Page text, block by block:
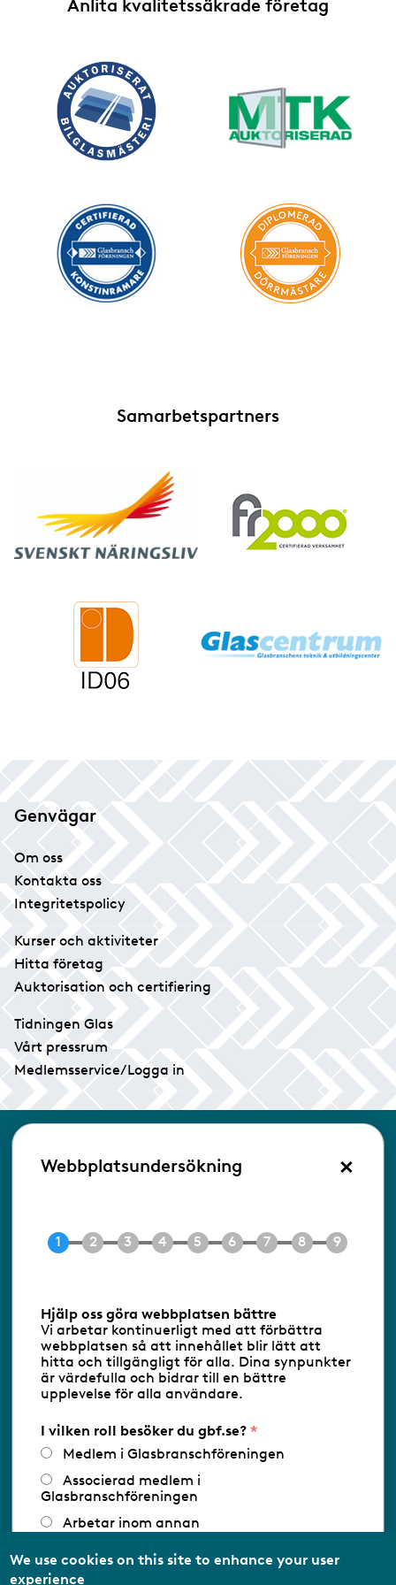
Anlita kvalitetssäkrade företag
Samarbetspartners
Genvägar
Om oss
Kontakta oss
Integritetspolicy
Kurser och aktiviteter
Hitta företag
Auktorisation och certifiering
Tidningen Glas
Vårt pressrum
Medlemsservice/Logga in
Kontakta oss
Glasbranschföreningen
Besöksadress:
Tel 08-453 90 70
E-postinfo@gbf.se
Information om cookies
Följ oss via RSS
Databasens namn:www.gbf.se
Tillhandahållare: Glastjänster för
Glasbranschföreningen AB - Ansvarig
utgivare: Sofia Wahlgren
Webbplatsundersökning ×
Hjälp oss göra webbplatsen bättre
Vi arbetar kontinuerligt med att förbättra
webbplatsen så att innehållet blir lätt att
hitta och tillgängligt för alla. Dina synpunkter
är värdefulla och bidrar till en bättre
upplevelse för alla användare.
I vilken roll besöker du gbf.se?
Medlem i Glasbranschföreningen
Associerad medlem i
Glasbranschföreningen
Arbetar inom annan
Utbildningsaktör
We use cookies on this site to enhance your user
experience